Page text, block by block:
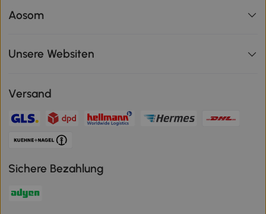
Aosom
Unsere Websiten
Versand
Sichere Bezahlung